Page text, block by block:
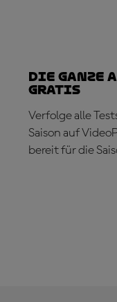
Die ganze
gratis
Verfolge alle
Saison auf
bereit für die